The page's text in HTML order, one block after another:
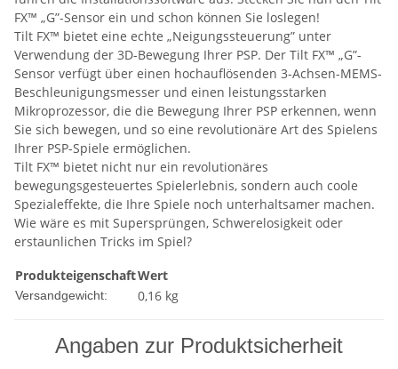
FX™ „G”-Sensor ein und schon können Sie loslegen!
Tilt FX™ bietet eine echte „Neigungssteuerung” unter
Verwendung der 3D-Bewegung Ihrer PSP. Der Tilt FX™ „G”-
Sensor verfügt über einen hochauflösenden 3-Achsen-MEMS-
Beschleunigungsmesser und einen leistungsstarken
Mikroprozessor, die die Bewegung Ihrer PSP erkennen, wenn
Sie sich bewegen, und so eine revolutionäre Art des Spielens
Ihrer PSP-Spiele ermöglichen.
Tilt FX™ bietet nicht nur ein revolutionäres
bewegungsgesteuertes Spielerlebnis, sondern auch coole
Spezialeffekte, die Ihre Spiele noch unterhaltsamer machen.
Wie wäre es mit Supersprüngen, Schwerelosigkeit oder
erstaunlichen Tricks im Spiel?
ProdukteigenschaftWert
Versandgewicht: 0,16 kg
Angaben zur Produktsicherheit